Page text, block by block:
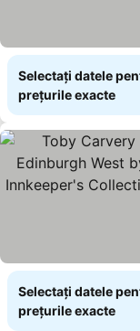
Selectați datele
prețurile exacte
Selectați datele
prețurile exacte